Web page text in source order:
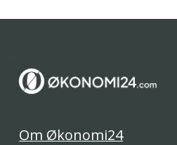
Om Økonomi24